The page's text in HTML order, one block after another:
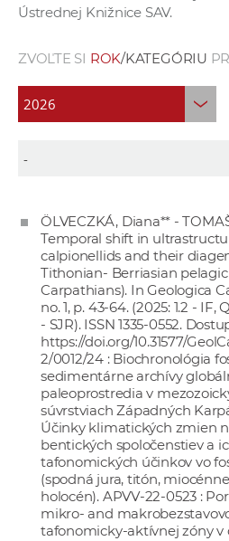
Ústrednej Knižnice SAV.
ZVOĽTE SI ROK/KATEGÓRIU
ÖLVECZKÁ, Diana** -
Temporal shift in
calpionellids and their
Tithonian- Berriasian
Carpathians). In Geologica
no. 1, p. 43-64. (2025: 1.2 - IF,
- SJR). ISSN 1335-0552.
https://doi.org/10.31577/
2/0012/24 : Biochronológia
sedimentárne archívy
paleoprostredia v
súvrstviach Západných
Účinky klimatických zmien
bentických spoločenstiev a
tafonomických účinkov vo
(spodná jura, titón,
holocén). APVV-22-0523 :
mikro- and
tafonomicky-aktívnej zóny v